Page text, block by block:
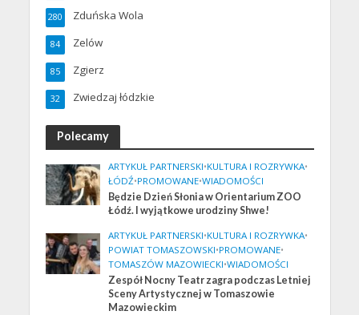
Zduńska Wola
280
Zelów
84
Zgierz
85
Zwiedzaj łódzkie
32
Polecamy
ARTYKUŁ PARTNERSKI•KULTURA I ROZRYWKA•
ŁÓDŹ•PROMOWANE•WIADOMOŚCI
Będzie Dzień Słonia w Orientarium ZOO
Łódź. I wyjątkowe urodziny Shwe!
ARTYKUŁ PARTNERSKI•KULTURA I ROZRYWKA•
POWIAT TOMASZOWSKI•PROMOWANE•
TOMASZÓW MAZOWIECKI•WIADOMOŚCI
Zespół Nocny Teatr zagra podczas Letniej
Sceny Artystycznej w Tomaszowie
Mazowieckim